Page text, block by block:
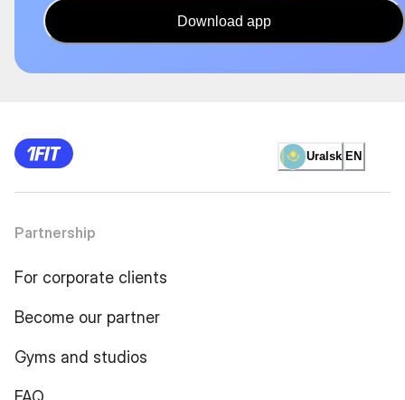
Download app
Uralsk EN
Partnership
For corporate clients
Become our partner
Gyms and studios